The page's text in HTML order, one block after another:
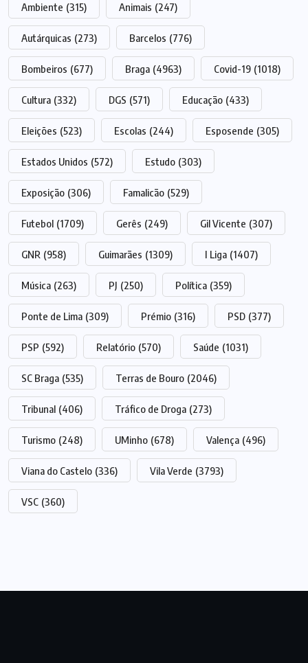
Ambiente (315) Animais (247)
Autárquicas (273) Barcelos (776)
Bombeiros (677) Braga (4963) Covid-19 (1018)
Cultura (332) DGS (571) Educação (433)
Eleições (523) Escolas (244) Esposende (305)
Estados Unidos (572) Estudo (303)
Exposição (306) Famalicão (529)
Futebol (1709) Gerês (249) Gil Vicente (307)
GNR (958) Guimarães (1309) I Liga (1407)
Música (263) PJ (250) Política (359)
Ponte de Lima (309) Prémio (316) PSD (377)
PSP (592) Relatório (570) Saúde (1031)
SC Braga (535) Terras de Bouro (2046)
Tribunal (406) Tráfico de Droga (273)
Turismo (248) UMinho (678) Valença (496)
Viana do Castelo (336) Vila Verde (3793)
VSC (360)